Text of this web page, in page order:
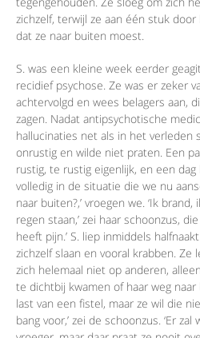
zichzelf, terwijl ze aan één stuk
dat ze naar buiten moest.
S. was een kleine week eerder
recidief psychose. Ze was er zeker
achtervolgd en wees belagers aan,
zagen. Nadat antipsychotische
hallucinaties net als in het verleden
onrustig en wilde niet praten. Een
rustig, te rustig eigenlijk, en een
volledig in de situatie die we nu
naar buiten?,’ vroegen we. ‘Ik brand,
regen staan,’ zei haar schoonzus,
heeft pijn.’ S. liep inmiddels
zichzelf slaan en vooral krabben. Ze
zich helemaal niet op anderen,
te dichtbij kwamen of haar weg
last van een fistel, maar ze wil die
bang voor,’ zei de schoonzus. ‘Er